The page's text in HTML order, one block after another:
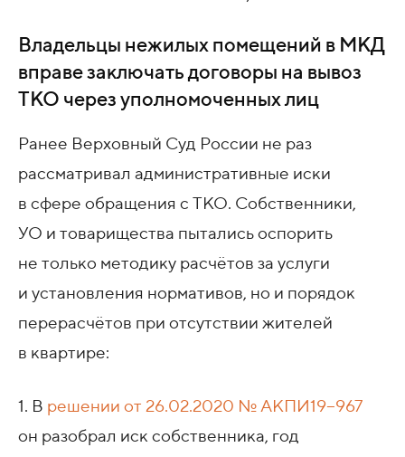
Владельцы нежилых помещений в МКД
вправе заключать договоры на вывоз
ТКО через уполномоченных лиц
Ранее Верховный Суд России не раз
рассматривал административные иски
в сфере обращения с ТКО. Собственники,
УО и товарищества пытались оспорить
не только методику расчётов за услуги
и установления нормативов, но и порядок
перерасчётов при отсутствии жителей
в квартире:
1. В решении от 26.02.2020 № АКПИ19−967
он разобрал иск собственника, год